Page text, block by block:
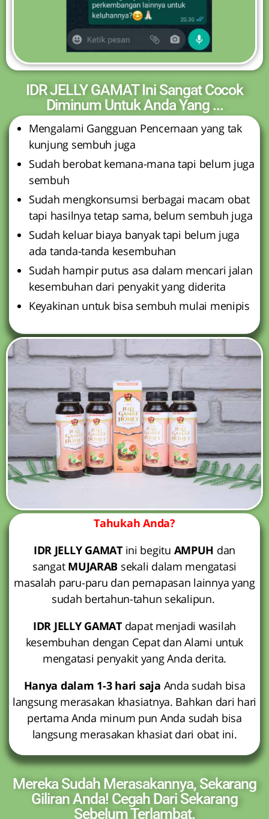
IDR JELLY GAMAT Ini Sangat Cocok
Diminum Untuk Anda Yang ...
Mengalami Gangguan Pencernaan yang tak
kunjung sembuh juga
Sudah berobat kemana-mana tapi belum juga
sembuh
Sudah mengkonsumsi berbagai macam obat
tapi hasilnya tetap sama, belum sembuh juga
Sudah keluar biaya banyak tapi belum juga
ada tanda-tanda kesembuhan
Sudah hampir putus asa dalam mencari jalan
kesembuhan dari penyakit yang diderita
Keyakinan untuk bisa sembuh mulai menipis
Tahukah Anda?
IDR JELLY GAMAT ini begitu AMPUH dan
sangat MUJARAB sekali dalam mengatasi
masalah paru-paru dan pernapasan lainnya yang
sudah bertahun-tahun sekalipun.
IDR JELLY GAMAT dapat menjadi wasilah
kesembuhan dengan Cepat dan Alami untuk
mengatasi penyakit yang Anda derita.
Hanya dalam 1-3 hari saja Anda sudah bisa
langsung merasakan khasiatnya. Bahkan dari hari
pertama Anda minum pun Anda sudah bisa
langsung merasakan khasiat dari obat ini.
Mereka Sudah Merasakannya, Sekarang
Giliran Anda! Cegah Dari Sekarang
Sebelum Terlambat.